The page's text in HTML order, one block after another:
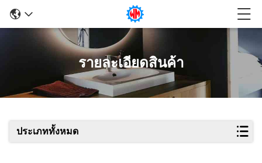
รายละเอียดสินค้า
ประเภททั้งหมด